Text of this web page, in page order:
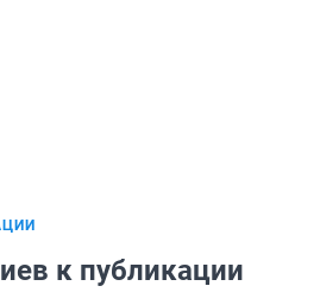
к публикации